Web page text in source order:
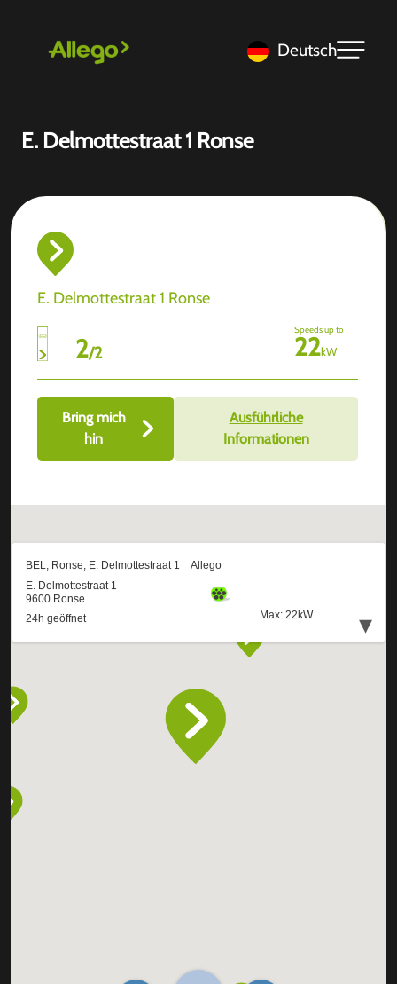
Deutsch
E. Delmottestraat 1 Ronse
E. Delmottestraat 1 Ronse
2/2
Speeds up to
22kW
Bring mich
hin
Ausführliche
Informationen